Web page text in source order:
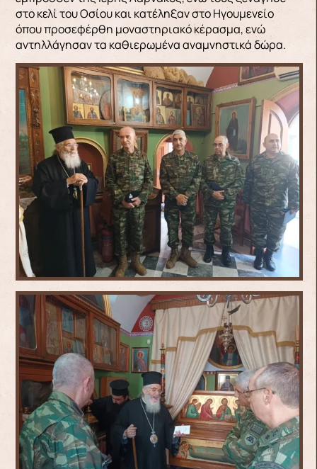
στο κελί του Οσίου και κατέληξαν στο Ηγουμενείο
όπου προσεφέρθη μοναστηριακό κέρασμα, ενώ
αντηλλάγησαν τα καθιερωμένα αναμνηστικά δώρα.